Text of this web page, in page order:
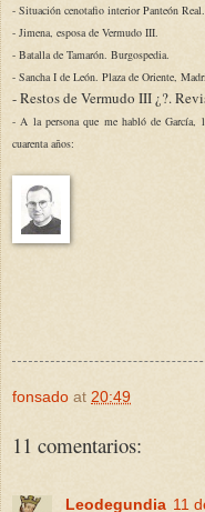
- Situación cenotafio interior Panteón Real.
- Jimena, esposa de Vermudo III.
- Batalla de Tamarón. Burgospedia.
- Sancha I de León. Plaza de Oriente,
- Restos de Vermudo III ¿?.
- A la persona que me habló de García,
cuarenta años:
fonsado at 20:49
11 comentarios:
Leodegundia 11